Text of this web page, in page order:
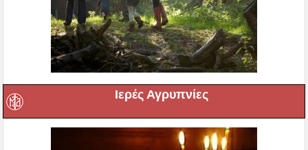
Ιερές Αγρυπνίες